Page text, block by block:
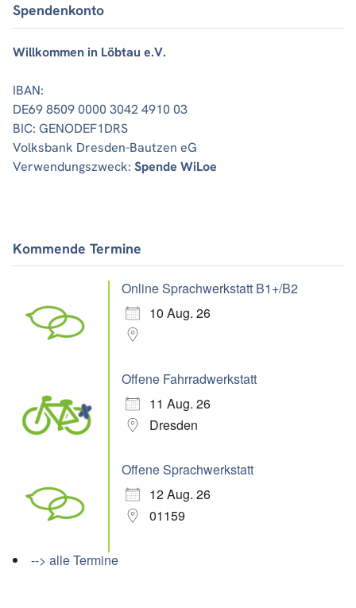
Spendenkonto
Willkommen in Löbtau e.V.
IBAN:
DE69 8509 0000 3042 4910 03
BIC: GENODEF1DRS
Volksbank Dresden-Bautzen eG
Verwendungszweck: Spende WiLoe
Kommende Termine
Online Sprachwerkstatt B1+/B2
10 Aug. 26
Offene Fahrradwerkstatt
11 Aug. 26
Dresden
Offene Sprachwerkstatt
12 Aug. 26
01159
--> alle Termine